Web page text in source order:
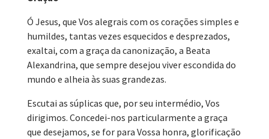
Ó Jesus, que Vos alegrais com os corações simples e
humildes, tantas vezes esquecidos e desprezados,
exaltai, com a graça da canonização, a Beata
Alexandrina, que sempre desejou viver escondida do
mundo e alheia às suas grandezas.
Escutai as súplicas que, por seu intermédio, Vos
dirigimos. Concedei-nos particularmente a graça
que desejamos, se for para Vossa honra, glorificação